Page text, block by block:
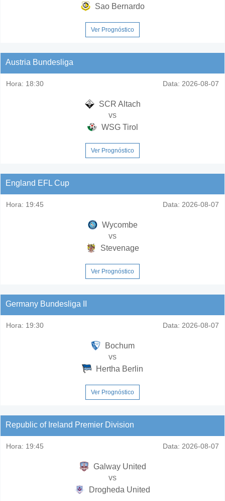
Sao Bernardo
Ver Prognóstico
Austria Bundesliga
Hora: 18:30 Data: 2026-08-07
SCR Altach
vs
WSG Tirol
Ver Prognóstico
England EFL Cup
Hora: 19:45 Data: 2026-08-07
Wycombe
vs
Stevenage
Ver Prognóstico
Germany Bundesliga II
Hora: 19:30 Data: 2026-08-07
Bochum
vs
Hertha Berlin
Ver Prognóstico
Republic of Ireland Premier Division
Hora: 19:45 Data: 2026-08-07
Galway United
vs
Drogheda United